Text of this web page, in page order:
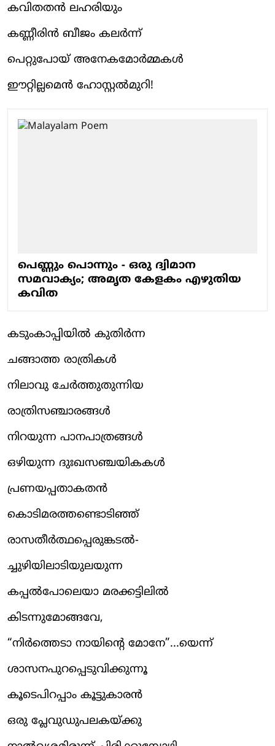
കവിതതൻ ലഹരിയും
കണ്ണീരിൻ ബീജം കലർന്ന്
പെറ്റുപോയ് അനേകമോർമ്മകൾ
ഈറ്റില്ലമെൻ ഹോസ്റ്റൽമുറി!
പെണ്ണും പൊന്നും - ഒരു ദ്വിമാന
സമവാക്യം; അമൃത കേളകം എഴുതിയ
കവിത
കടുംകാപ്പിയിൽ കുതിർന്ന
ചങ്ങാത്ത രാത്രികൾ
നിലാവു ചേർത്തുതുന്നിയ
രാത്രിസഞ്ചാരങ്ങൾ
നിറയുന്ന പാനപാത്രങ്ങൾ
ഒഴിയുന്ന ദുഃഖസഞ്ചയികകൾ
പ്രണയപ്പതാകതൻ
കൊടിമരത്തണ്ടൊടിഞ്ഞ്
രാസതീർത്ഥപ്പെരുങ്കടൽ-
ച്ചുഴിയിലാടിയുലയുന്ന
കപ്പൽപോലെയാ മരക്കട്ടിലിൽ
കിടന്നുമോങ്ങവേ,
“നിർത്തെടാ നായിന്റെ മോനേ”...യെന്ന്
ശാസനപുറപ്പെടുവിക്കുന്നൂ
കൂടെപിറപ്പാം കൂട്ടുകാരൻ
ഒരു പ്ലേവുഡുപലകയ്ക്കു